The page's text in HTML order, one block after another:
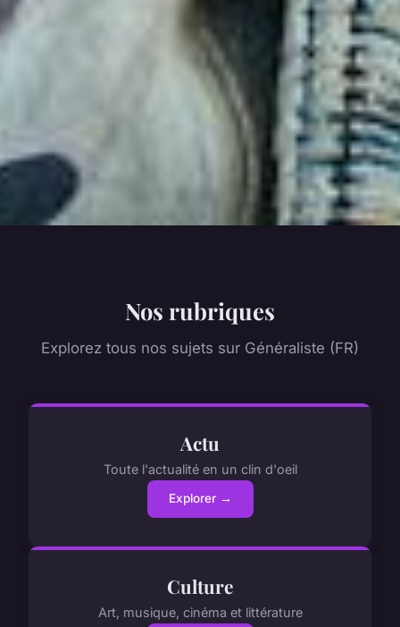
Nos rubriques
Explorez tous nos sujets sur Généraliste (FR)
Actu
Toute l'actualité en un clin d'oeil
Explorer →
Culture
Art, musique, cinéma et littérature